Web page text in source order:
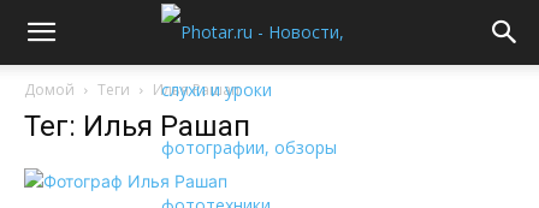
Домой Теги Илья Рашап
Тег: Илья Рашап